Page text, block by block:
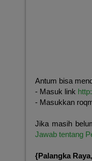
Antum bisa
- Masuk link
- Masukkan
Jika masih
Jawab tentang
{Palangka